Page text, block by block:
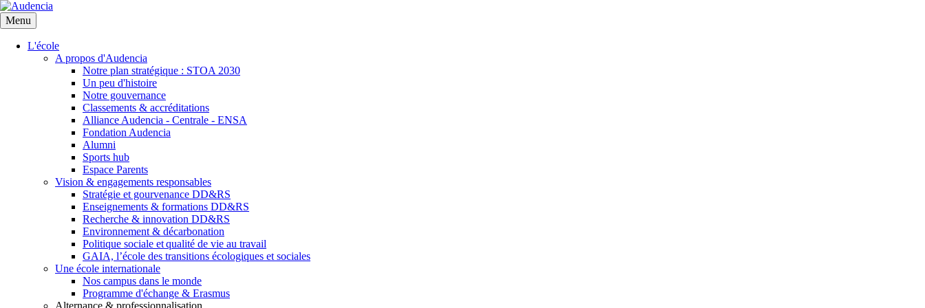
Aller
au
contenu
principal
Menu
L'école
A propos d'Audencia
Notre plan stratégique : STOA 2030
Un peu d'histoire
Notre gouvernance
Classements & accréditations
Alliance Audencia - Centrale - ENSA
Fondation Audencia
Alumni
Sports hub
Espace Parents
Vision & engagements responsables
Stratégie et gourvenance DD&RS
Enseignements & formations DD&RS
Recherche & innovation DD&RS
Environnement & décarbonation
Politique sociale et qualité de vie au travail
GAIA, l’école des transitions écologiques et sociales
Une école internationale
Nos campus dans le monde
Programme d'échange & Erasmus
Alternance & professionnalisation